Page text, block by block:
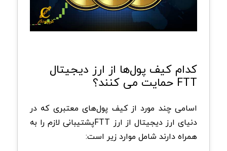
کدام کیف پول‌ها از ارز دیجیتال
FTT حمایت می کنند؟
اسامی چند مورد از کیف پول‌های معتبری که در
دنیای ارز دیجیتال از ارز FTTپشتیبانی لازم را به
همراه دارند شامل موارد زیر است: